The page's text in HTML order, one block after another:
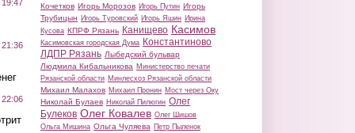
Кочетков Игорь Морозов Игорь Путин Игорь
Трубицын Игорь Туровский Игорь Яшин Ирина
Кусова КПРФ Рязань Канищево Касимов
Касимовская городская Дума Константиново
ЛДПР Рязань Лыбедский бульвар
Людмила Кибальникова Министерство печати
Рязанской области Минлесхоз Рязанской области
Михаил Малахов Михаил Пронин Мост через Оку
Николай Булаев Николай Пилюгин Олег
Булеков Олег Ковалев Олег Шишов
Ольга Мишина Ольга Чуляева Петр Пыленок